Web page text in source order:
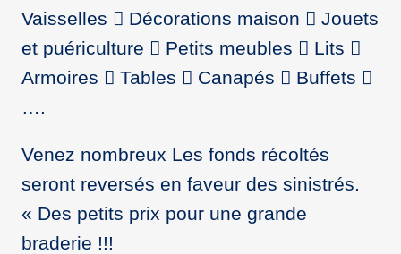
Vaisselles  Décorations maison  Jouets
et puériculture  Petits meubles  Lits 
Armoires  Tables  Canapés  Buffets 
….
Venez nombreux Les fonds récoltés
seront reversés en faveur des sinistrés.
« Des petits prix pour une grande
braderie !!!